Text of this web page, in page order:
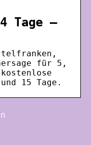
Tage –
für 5,
15 Tage.